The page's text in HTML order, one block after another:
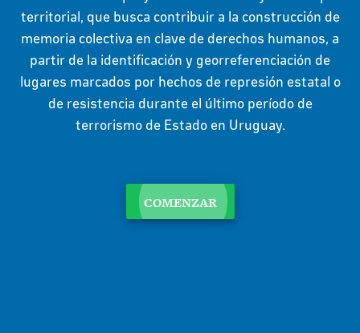
territorial, que busca contribuir a la construcción de
memoria colectiva en clave de derechos humanos, a
partir de la identificación y georreferenciación de
lugares marcados por hechos de represión estatal o
de resistencia durante el último período de
terrorismo de Estado en Uruguay.
COMENZAR